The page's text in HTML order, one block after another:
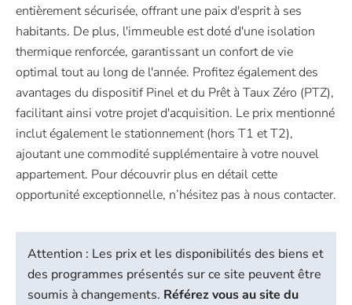
entièrement sécurisée, offrant une paix d'esprit à ses
habitants. De plus, l'immeuble est doté d'une isolation
thermique renforcée, garantissant un confort de vie
optimal tout au long de l'année. Profitez également des
avantages du dispositif Pinel et du Prêt à Taux Zéro (PTZ),
facilitant ainsi votre projet d'acquisition. Le prix mentionné
inclut également le stationnement (hors T1 et T2),
ajoutant une commodité supplémentaire à votre nouvel
appartement. Pour découvrir plus en détail cette
opportunité exceptionnelle, n’hésitez pas à nous contacter.
Attention : Les prix et les disponibilités des biens et
des programmes présentés sur ce site peuvent être
soumis à changements. Référez vous au site du